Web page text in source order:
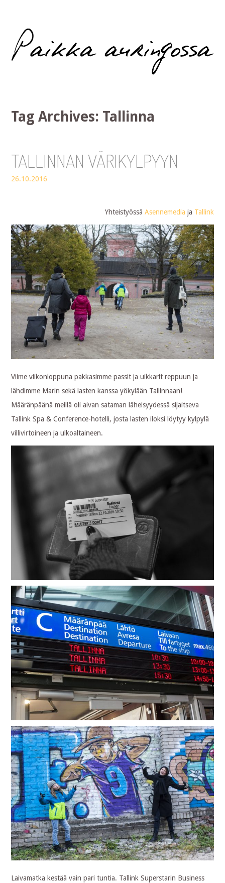
Paikka auringossa
Tag Archives: Tallinna
TALLINNAN VÄRIKYLPYYN
26.10.2016
Yhteistyössä Asennemedia ja Tallink
Viime viikonloppuna pakkasimme passit ja uikkarit reppuun ja
lähdimme Marin sekä lasten kanssa yökylään Tallinnaan!
Määränpäänä meillä oli aivan sataman läheisyydessä sijaitseva
Tallink Spa & Conference-hotelli, josta lasten iloksi löytyy kylpylä
villivirtoineen ja ulkoaltaineen.
Laivamatka kestää vain pari tuntia. Tallink Superstarin Business